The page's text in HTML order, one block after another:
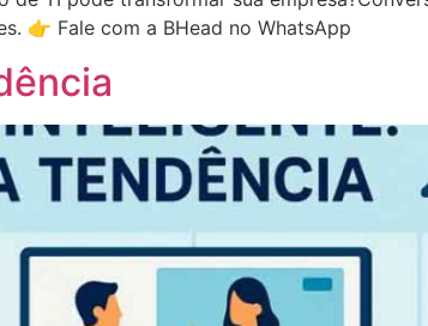
👉 Fale com a BHead no WhatsApp